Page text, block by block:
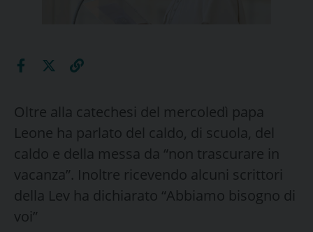
Oltre alla catechesi del mercoledì papa
Leone ha parlato del caldo, di scuola, del
caldo e della messa da “non trascurare in
vacanza”. Inoltre ricevendo alcuni scrittori
della Lev ha dichiarato “Abbiamo bisogno di
voi”